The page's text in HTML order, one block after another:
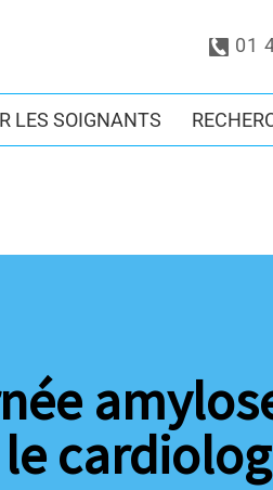
01
LES SOIGNANTS